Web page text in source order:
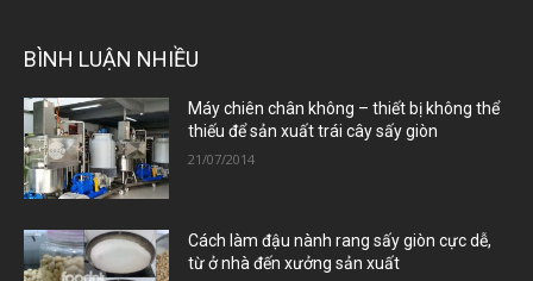
BÌNH LUẬN NHIỀU
Máy chiên chân không – thiết bị không thể
thiếu để sản xuất trái cây sấy giòn
21/07/2014
Cách làm đậu nành rang sấy giòn cực dễ,
từ ở nhà đến xưởng sản xuất